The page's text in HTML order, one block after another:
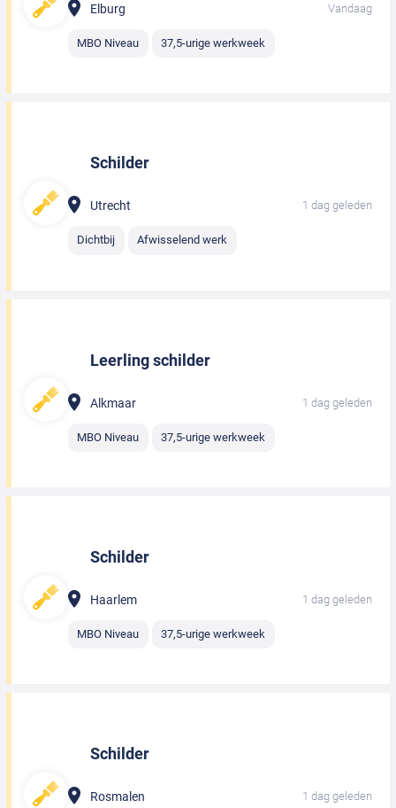
Elburg Vandaag
MBO Niveau 37,5-urige werkweek
Schilder
Utrecht 1 dag geleden
Dichtbij Afwisselend werk
Leerling schilder
Alkmaar 1 dag geleden
MBO Niveau 37,5-urige werkweek
Schilder
Haarlem 1 dag geleden
MBO Niveau 37,5-urige werkweek
Schilder
Rosmalen 1 dag geleden